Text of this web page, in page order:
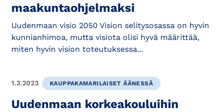
maakuntaohjelmaksi
Uudenmaan visio 2050 Vision selitysosassa on hyvin
kunnianhimoa, mutta visiota olisi hyvä määrittää,
miten hyvin vision toteutuksessa...
1.3.2023 KAUPPAKAMARILAISET ÄÄNESSÄ
Uudenmaan korkeakouluihin